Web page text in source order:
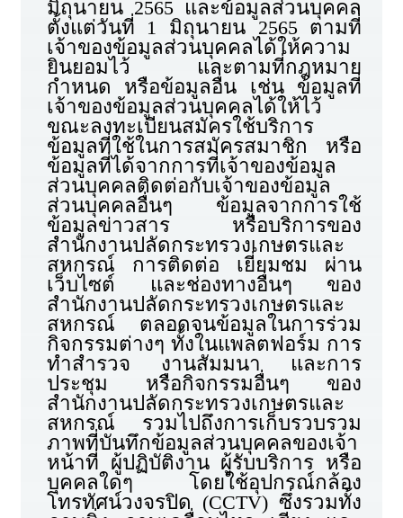
มิถุนายน 2565 และข้อมูลส่วนบุคคล
ตั้งแต่วันที่ 1 มิถุนายน 2565 ตามที่
เจ้าของข้อมูลส่วนบุคคลได้ให้ความ
ยินยอมไว้ และตามที่กฎหมาย
กำหนด หรือข้อมูลอื่น เช่น ข้อมูลที่
เจ้าของข้อมูลส่วนบุคคลได้ให้ไว้
ขณะลงทะเบียนสมัครใช้บริการ
ข้อมูลที่ใช้ในการสมัครสมาชิก หรือ
ข้อมูลที่ได้จากการที่เจ้าของข้อมูล
ส่วนบุคคลติดต่อกับเจ้าของข้อมูล
ส่วนบุคคลอื่นๆ ข้อมูลจากการใช้
ข้อมูลข่าวสาร หรือบริการของ
สำนักงานปลัดกระทรวงเกษตรและ
สหกรณ์ การติดต่อ เยี่ยมชม ผ่าน
เว็บไซต์ และช่องทางอื่นๆ ของ
สำนักงานปลัดกระทรวงเกษตรและ
สหกรณ์ ตลอดจนข้อมูลในการร่วม
กิจกรรมต่างๆ ทั้งในแพลตฟอร์ม การ
ทำสำรวจ งานสัมมนา และการ
ประชุม หรือกิจกรรมอื่นๆ ของ
สำนักงานปลัดกระทรวงเกษตรและ
สหกรณ์ รวมไปถึงการเก็บรวบรวม
ภาพที่บันทึกข้อมูลส่วนบุคคลของเจ้า
หน้าที่ ผู้ปฏิบัติงาน ผู้รับบริการ หรือ
บุคคลใดๆ โดยใช้อุปกรณ์กล้อง
โทรทัศน์วงจรปิด (CCTV) ซึ่งรวมทั้ง